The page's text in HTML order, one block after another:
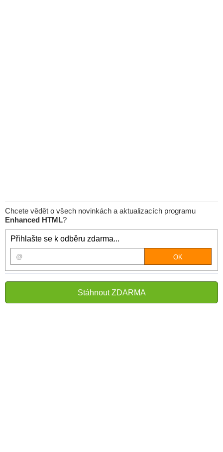
Chcete vědět o všech novinkách a aktualizacích programu
Enhanced HTML?
Přihlašte se k odběru zdarma...
Stáhnout ZDARMA